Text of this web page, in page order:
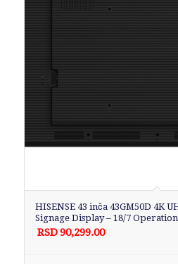
HISENSE 43 inča 43GM50D 4K
Signage Display – 18/7 Operation
RSD90,299.00